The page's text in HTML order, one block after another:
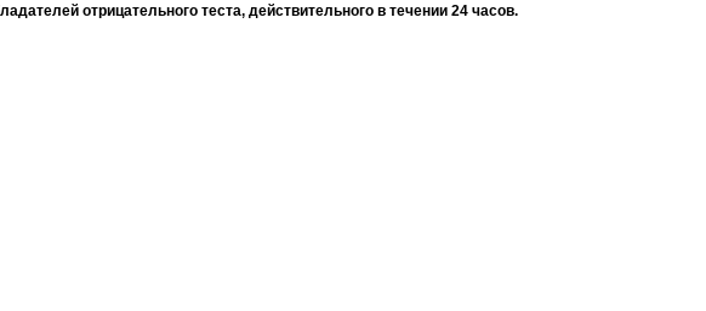
отрицательного теста, действительного в течении 24 часов.